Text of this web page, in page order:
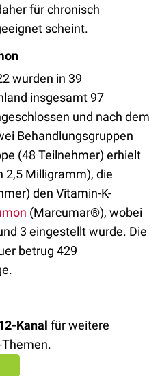
für chronisch
scheint.
wurden in 39
insgesamt 97
und nach dem
Behandlungsgruppen
(48 Teilnehmer) erhielt
2,5 Milligramm), die
den Vitamin-K-
(Marcumar®), wobei
3 eingestellt wurde. Die
betrug 429
Kanal für weitere